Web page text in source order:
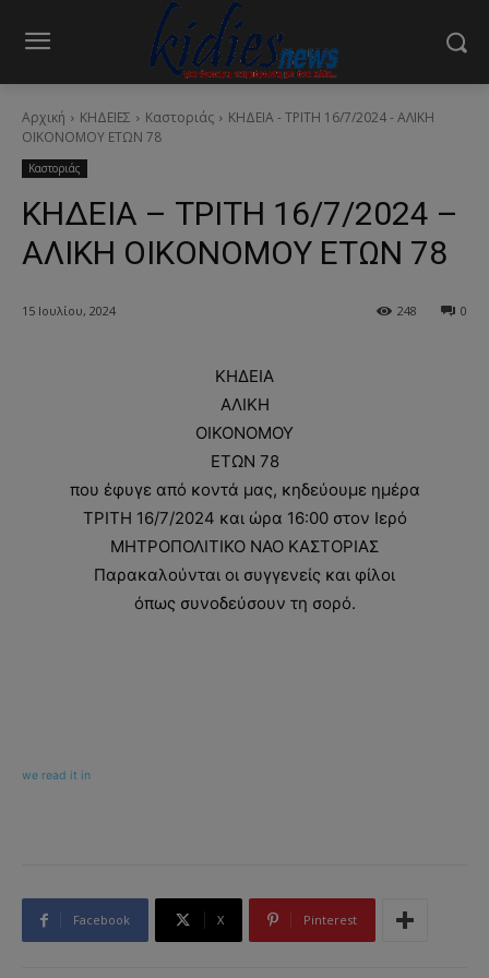
Αρχική ΚΗΔΕΙΕΣ Καστοριάς
ΚΗΔΕΙΑ - ΤΡΙΤΗ 16/7/2024 - ΑΛΙΚΗ
ΟΙΚΟΝΟΜΟΥ ΕΤΩΝ 78
Καστοριάς
ΚΗΔΕΙΑ – ΤΡΙΤΗ 16/7/2024 –
ΑΛΙΚΗ ΟΙΚΟΝΟΜΟΥ ΕΤΩΝ 78
15 Ιουλίου, 2024 0
248
ΚΗΔΕΙΑ
ΑΛΙΚΗ
ΟΙΚΟΝΟΜΟΥ
ΕΤΩΝ 78
που έφυγε από κοντά μας, κηδεύουμε ημέρα
ΤΡΙΤΗ 16/7/2024 και ώρα 16:00 στον Ιερό
ΜΗΤΡΟΠΟΛΙΤΙΚΟ ΝΑΟ ΚΑΣΤΟΡΙΑΣ
Παρακαλούνται οι συγγενείς και φίλοι
όπως συνοδεύσουν τη σορό.
we read it in
Facebook X Pinterest